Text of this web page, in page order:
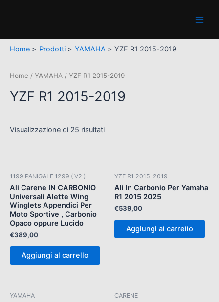
Home Prodotti YAMAHA YZF R1 2015-2019
Home / YAMAHA / YZF R1 2015-2019
YZF R1 2015-2019
Visualizzazione di 25 risultati
1199 PANIGALE 1299 ( V2 )
Ali Carene IN CARBONIO
Universali Alette Wing
Winglets Appendici Per
Moto Sportive , Carbonio
Opaco oppure Lucido
€389,00
Aggiungi al carrello
YZF R1 2015-2019
Ali In Carbonio Per Yamaha
R1 2015 2025
€539,00
Aggiungi al carrello
YAMAHA CARENE